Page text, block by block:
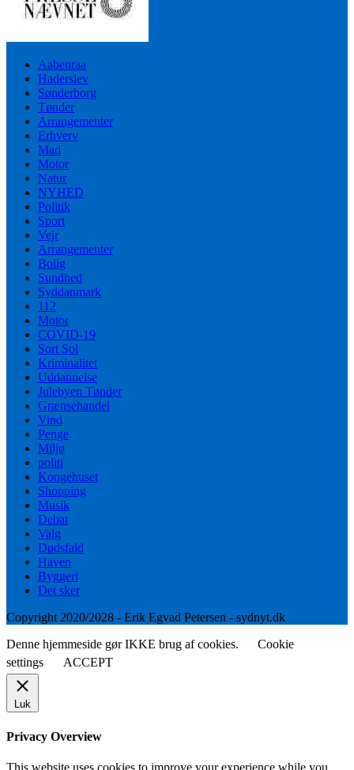
Aabenraa
Haderslev
Sønderborg
Tønder
Arrangementer
Erhverv
Mad
Motor
Natur
NYHED
Politik
Sport
Vejr
Arrangementer
Bolig
Sundhed
Syddanmark
112
Motor
COVID-19
Sort Sol
Kriminalitet
Uddannelse
Julebyen Tønder
Grænsehandel
Vind
Penge
Miljø
politi
Kongehuset
Shopping
Musik
Debat
Valg
Dødsfald
Haven
Byggeri
Det sker
Copyright 2020/2028 - Erik Egvad Petersen - sydnyt.dk
Denne hjemmeside gør IKKE brug af cookies.
Cookie
settings
ACCEPT
Luk
Privacy Overview
This website uses cookies to improve your experience while you